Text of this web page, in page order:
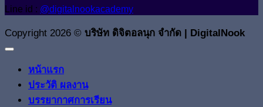
Line id : @digitalnookacademy
Copyright 2026 © บริษัท ดิจิตอลนุก จำกัด | DigitalNook
หน้าแรก
ประวัติ ผลงาน
บรรยากาศการเรียน